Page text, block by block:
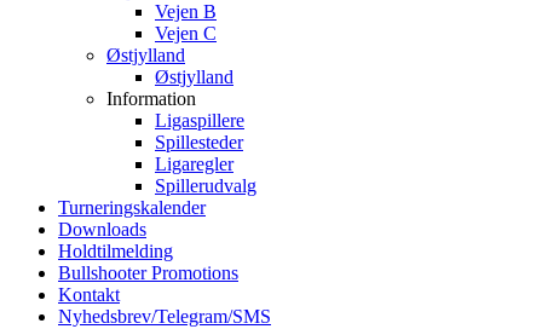
Vejen B
Vejen C
Østjylland
Østjylland
Information
Ligaspillere
Spillesteder
Ligaregler
Spillerudvalg
Turneringskalender
Downloads
Holdtilmelding
Bullshooter Promotions
Kontakt
Nyhedsbrev/Telegram/SMS